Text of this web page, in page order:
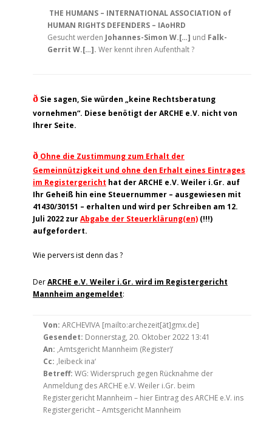
THE HUMANS – INTERNATIONAL ASSOCIATION of
HUMAN RIGHTS DEFENDERS – IAoHRD
Gesucht werden Johannes-Simon W.[…] und Falk-
Gerrit W.[…]. Wer kennt ihren Aufenthalt ?
ð Sie sagen, Sie würden „keine Rechtsberatung
vornehmen“. Diese benötigt der ARCHE e.V. nicht von
Ihrer Seite.
ð Ohne die Zustimmung zum Erhalt der
Gemeinnützigkeit und ohne den Erhalt eines Eintrages
im Registergericht hat der ARCHE e.V. Weiler i.Gr. auf
Ihr Geheiß hin eine Steuernummer – ausgewiesen mit
41430/30151 – erhalten und wird per Schreiben am 12.
Juli 2022 zurAbgabe der Steuerklärung(en) (!!!)
aufgefordert.
Wie pervers ist denn das ?
DerARCHE e.V. Weiler i.Gr. wird im Registergericht
Mannheim angemeldet:
Von: ARCHEVIVA [mailto:archezeit[ät]gmx.de]
Gesendet: Donnerstag, 20. Oktober 2022 13:41
An: ‚Amtsgericht Mannheim (Register)‘
Cc: ‚leibeck ina‘
Betreff: WG: Widerspruch gegen Rücknahme der
Anmeldung des ARCHE e.V. Weiler i.Gr. beim
Registergericht Mannheim – hier Eintrag des ARCHE e.V. ins
Registergericht – Amtsgericht Mannheim